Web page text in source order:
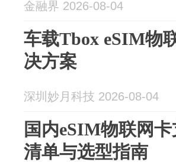
金融界 2026-08-04
车载Tbox eSIM物
决方案
深圳妙月科技 2026-08-04
国内eSIM物联网
清单与选型指南